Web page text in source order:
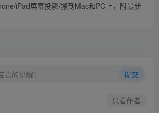
自动更新，再重装一遍即可）
下载
iPad屏幕投影/搬到Mac和PC上，附最新
的见解！ 提交
只看作者